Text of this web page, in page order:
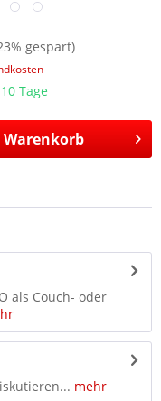
gespart)
Tage
Warenkorb
als Couch- oder
mehr